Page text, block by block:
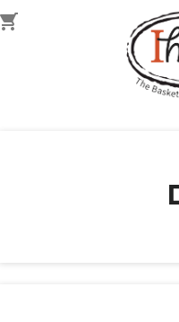
shopping_cart